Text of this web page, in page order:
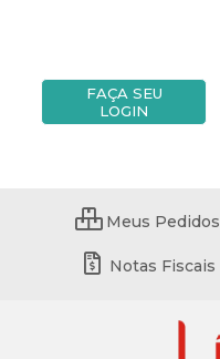
FAÇA SEU
LOGIN
Meus Pedidos
Notas Fiscais